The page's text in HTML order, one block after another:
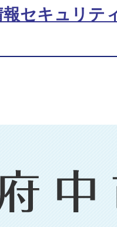
報セキュリテ